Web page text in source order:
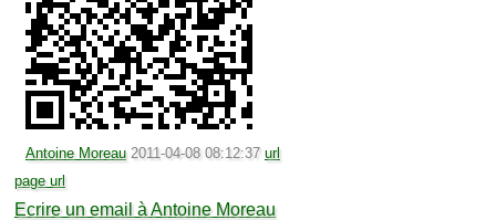
Antoine Moreau 2011-04-08 08:12:37 url
page url
Ecrire un email à Antoine Moreau